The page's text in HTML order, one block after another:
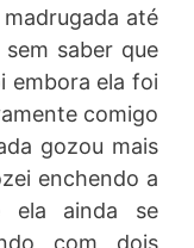
até
saber que
embora ela foi
comigo
gozou mais
enchendo a
ainda se
com dois